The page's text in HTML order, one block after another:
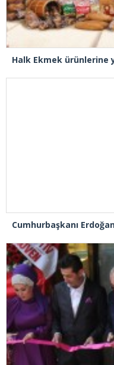
Halk Ekmek ürünlerine